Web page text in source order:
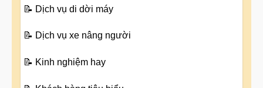
📝 Dịch vụ di dời máy
📝 Dịch vụ xe nâng người
📝 Kinh nghiệm hay